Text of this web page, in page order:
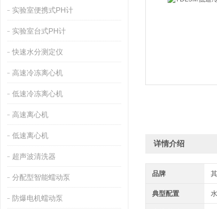
实验室便携式PH计
实验室台式PH计
快速水分测定仪
高速冷冻离心机
低速冷冻离心机
高速离心机
低速离心机
超声波清洗器
分配型智能蠕动泵
防爆电机蠕动泵
详情介绍
品牌
典型配置